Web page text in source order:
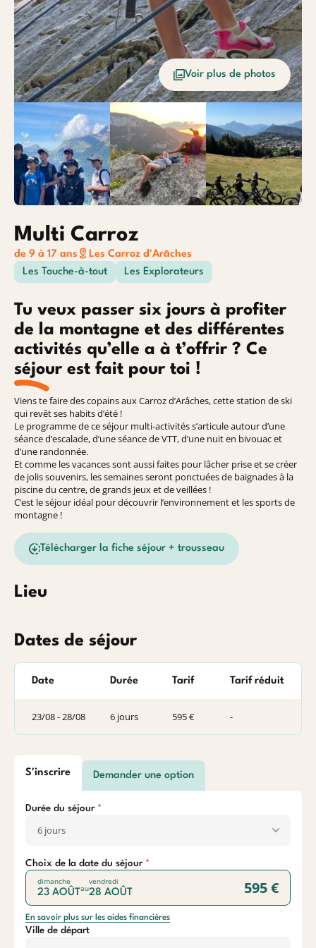
Baroudeurs
Voir plus de photos
Multi Carroz
de 9 à 17 ans
Les Carroz d'Arâches
Les Touche-à-tout
Les Explorateurs
Tu veux passer six jours à profiter
de la montagne et des différentes
activités qu’elle a à t’offrir ? Ce
séjour est fait pour toi !
Viens te faire des copains aux Carroz d’Arâches, cette station de ski
qui revêt ses habits d’été !
Le programme de ce séjour multi-activités s’articule autour d’une
séance d’escalade, d’une séance de VTT, d’une nuit en bivouac et
d’une randonnée.
Et comme les vacances sont aussi faites pour lâcher prise et se créer
de jolis souvenirs, les semaines seront ponctuées de baignades à la
piscine du centre, de grands jeux et de veillées !
C’est le séjour idéal pour découvrir l’environnement et les sports de
montagne !
Télécharger la fiche séjour + trousseau
Lieu
Dates de séjour
Date Durée Tarif Tarif réduit
23/08 - 28/08 6 jours 595 € -
S'inscrire Demander une option
Durée du séjour
Choix de la date du séjour
dimanche
23 AOÛT au
vendredi
28 AOÛT 595 €
En savoir plus sur les aides financières
Ville de départ